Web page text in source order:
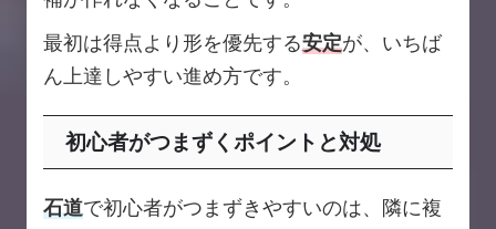
最初は得点より形を優先する安定が、いちば
ん上達しやすい進め方です。
初心者がつまずくポイントと対処
石道で初心者がつまずきやすいのは、隣に複